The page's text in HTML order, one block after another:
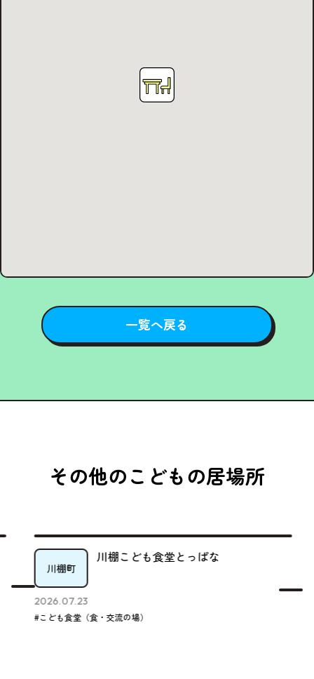
一覧へ戻る
その他のこどもの居場所
川棚町
川棚こども食堂とっぱな
2026.07.23
#こども食堂（食・交流の場）